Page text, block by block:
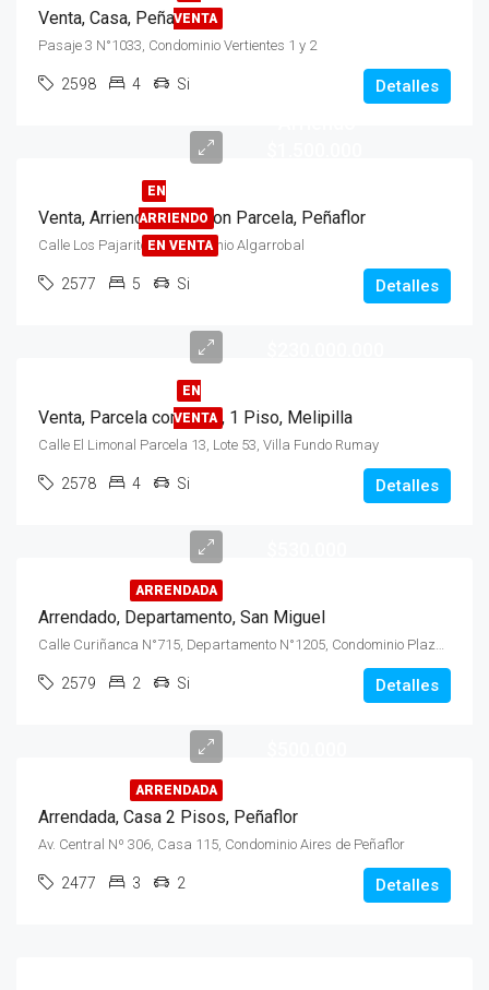
VENTA
Venta, Casa, Peñaflor
Pasaje 3 N°1033, Condominio Vertientes 1 y 2
2598 4 Si Detalles
EN
ARRIENDO
EN VENTA
Venta, Arriendo, Casa con Parcela, Peñaflor
Calle Los Pajaritos, Condominio Algarrobal
2577 5 Si Detalles
EN
VENTA
Venta, Parcela con Casa, 1 Piso, Melipilla
Calle El Limonal Parcela 13, Lote 53, Villa Fundo Rumay
2578 4 Si Detalles
ARRENDADA
Arrendado, Departamento, San Miguel
Calle Curiñanca N°715, Departamento N°1205, Condominio Plaza San Miguel
2579 2 Si Detalles
ARRENDADA
Arrendada, Casa 2 Pisos, Peñaflor
Av. Central Nº 306, Casa 115, Condominio Aires de Peñaflor
2477 3 2 Detalles